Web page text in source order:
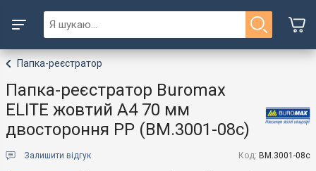
Папка-реєстратор
Папка-реєстратор Buromax
ELITE жовтий A4 70 мм
двостороння PP (BM.3001-08c)
Залишити відгук Код: BM.3001-08c